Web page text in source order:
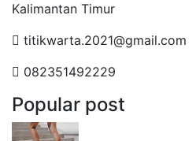
Kalimantan Timur
titikwarta.2021@gmail.com
082351492229
Popular post